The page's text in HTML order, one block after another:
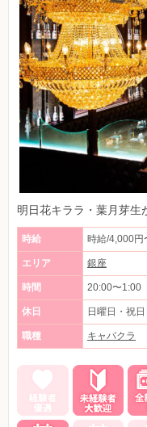
明日花キララ・葉月芽生
時給 時給/4,000
エリア 銀座
時間 20:00〜1:00
休日 日曜日・祝日
職種 キャバクラ